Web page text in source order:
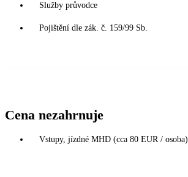
Služby průvodce
Pojištění dle zák. č. 159/99 Sb.
Cena nezahrnuje
Vstupy, jízdné MHD (cca 80 EUR / osoba)